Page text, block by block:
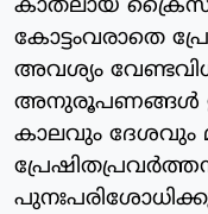
കാതലായ
കോട്ടംവരാതെ
അവശ്യം
അനുരൂപണങ്ങള്‍
കാലവും ദേശവും